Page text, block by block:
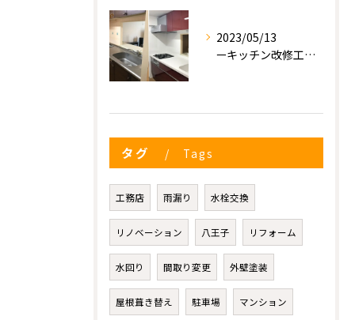
2023/05/13
ーキッチン改修工事ー
タグ Tags
工務店 雨漏り 水栓交換
リノベーション 八王子 リフォーム
水回り 間取り変更 外壁塗装
屋根葺き替え 駐車場 マンション